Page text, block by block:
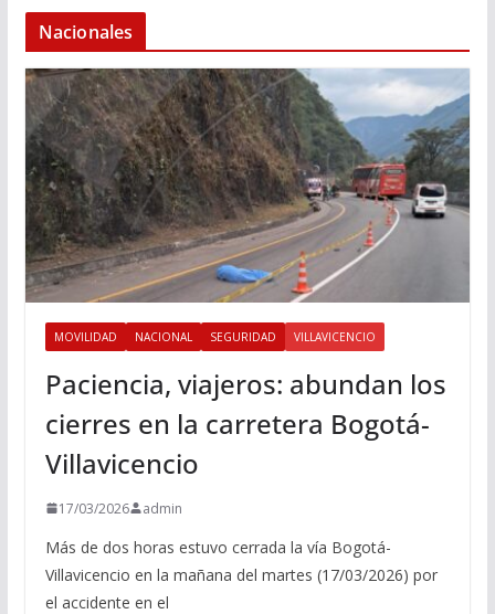
Nacionales
MOVILIDAD NACIONAL SEGURIDAD VILLAVICENCIO
Paciencia, viajeros: abundan los
cierres en la carretera Bogotá-
Villavicencio
17/03/2026 admin
Más de dos horas estuvo cerrada la vía Bogotá-
Villavicencio en la mañana del martes (17/03/2026) por
el accidente en el